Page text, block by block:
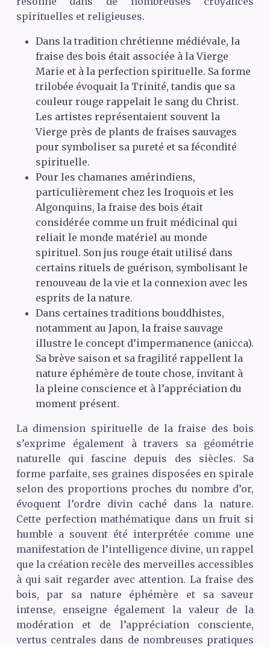
spirituelles et religieuses.
Dans la tradition chrétienne médiévale, la
fraise des bois était associée à la Vierge
Marie et à la perfection spirituelle. Sa forme
trilobée évoquait la Trinité, tandis que sa
couleur rouge rappelait le sang du Christ.
Les artistes représentaient souvent la
Vierge près de plants de fraises sauvages
pour symboliser sa pureté et sa fécondité
spirituelle.
Pour les chamanes amérindiens,
particulièrement chez les Iroquois et les
Algonquins, la fraise des bois était
considérée comme un fruit médicinal qui
reliait le monde matériel au monde
spirituel. Son jus rouge était utilisé dans
certains rituels de guérison, symbolisant le
renouveau de la vie et la connexion avec les
esprits de la nature.
Dans certaines traditions bouddhistes,
notamment au Japon, la fraise sauvage
illustre le concept d’impermanence (anicca).
Sa brève saison et sa fragilité rappellent la
nature éphémère de toute chose, invitant à
la pleine conscience et à l’appréciation du
moment présent.
La dimension spirituelle de la fraise des bois
s’exprime également à travers sa géométrie
naturelle qui fascine depuis des siècles. Sa
forme parfaite, ses graines disposées en spirale
selon des proportions proches du nombre d’or,
évoquent l’ordre divin caché dans la nature.
Cette perfection mathématique dans un fruit si
humble a souvent été interprétée comme une
manifestation de l’intelligence divine, un rappel
que la création recèle des merveilles accessibles
à qui sait regarder avec attention. La fraise des
bois, par sa nature éphémère et sa saveur
intense, enseigne également la valeur de la
modération et de l’appréciation consciente,
vertus centrales dans de nombreuses pratiques